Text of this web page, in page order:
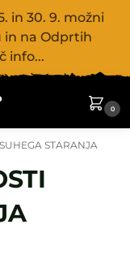
in 30. 9. možni
in na Odprtih
info...
0
STARANJA